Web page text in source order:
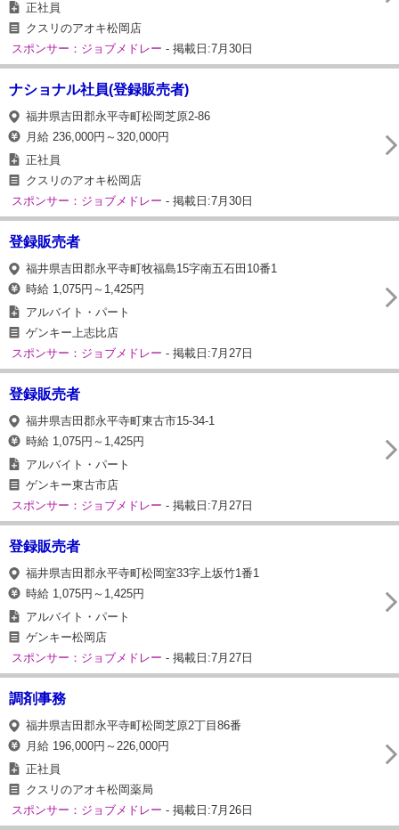
正社員
クスリのアオキ松岡店
スポンサー：ジョブメドレー - 掲載日:7月30日
ナショナル社員(登録販売者)
福井県吉田郡永平寺町松岡芝原2-86
月給 236,000円～320,000円
正社員
クスリのアオキ松岡店
スポンサー：ジョブメドレー - 掲載日:7月30日
登録販売者
福井県吉田郡永平寺町牧福島15字南五石田10番1
時給 1,075円～1,425円
アルバイト・パート
ゲンキー上志比店
スポンサー：ジョブメドレー - 掲載日:7月27日
登録販売者
福井県吉田郡永平寺町東古市15-34-1
時給 1,075円～1,425円
アルバイト・パート
ゲンキー東古市店
スポンサー：ジョブメドレー - 掲載日:7月27日
登録販売者
福井県吉田郡永平寺町松岡室33字上坂竹1番1
時給 1,075円～1,425円
アルバイト・パート
ゲンキー松岡店
スポンサー：ジョブメドレー - 掲載日:7月27日
調剤事務
福井県吉田郡永平寺町松岡芝原2丁目86番
月給 196,000円～226,000円
正社員
クスリのアオキ松岡薬局
スポンサー：ジョブメドレー - 掲載日:7月26日